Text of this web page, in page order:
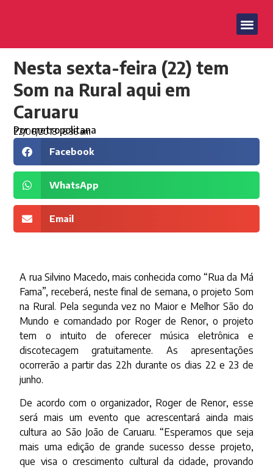
Nesta sexta-feira (22) tem
Som na Rural aqui em
Caruaru
Pormetropolitana
22/06/2018 6:36 am
Facebook
WhatsApp
Email
A rua Silvino Macedo, mais conhecida como “Rua da Má
Fama”, receberá, neste final de semana, o projeto Som
na Rural. Pela segunda vez no Maior e Melhor São do
Mundo e comandado por Roger de Renor, o projeto
tem o intuito de oferecer música eletrônica e
discotecagem gratuitamente. As apresentações
ocorrerão a partir das 22h durante os dias 22 e 23 de
junho.
De acordo com o organizador, Roger de Renor, esse
será mais um evento que acrescentará ainda mais
cultura ao São João de Caruaru. “Esperamos que seja
mais uma edição de grande sucesso desse projeto,
que visa o crescimento cultural da cidade, provando